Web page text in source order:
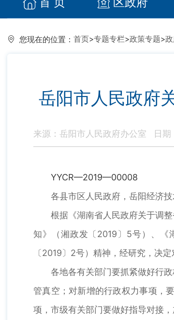
您现在的位置： 首页>专题专栏>政策专题>
岳阳市人民政府
来源：岳阳市人民政府办公室 日
YYCR—2019—00008
各县市区人民政府，岳阳经济
根据《湖南省人民政府关于调
知》（湘政发〔2019〕5号）、《
〔2019〕2号）精神，经研究，决
各地各有关部门要抓紧做好行
管真空；对新增的行政权力事项，
项，市级有关部门要做好指导对接